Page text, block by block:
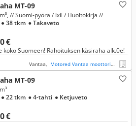
MT-09
€
// Suomi-pyörä / Ixil / Huoltokirja //
● 38 tkm ● Takaveto
Suomeen! Rahoituksen käsiraha alk.0e!
Vantaa, Motored Vantaa moottoripyörät
MT-09
€
● 22 tkm ● 4-tahti ● Ketjuveto